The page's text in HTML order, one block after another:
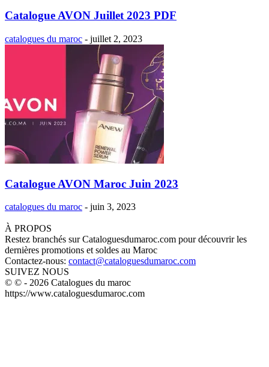
Catalogue AVON Juillet 2023 PDF
catalogues du maroc - juillet 2, 2023
Catalogue AVON Maroc Juin 2023
catalogues du maroc - juin 3, 2023
À PROPOS
Restez branchés sur Cataloguesdumaroc.com pour découvrir les
dernières promotions et soldes au Maroc
Contactez-nous: contact@cataloguesdumaroc.com
SUIVEZ NOUS
© © - 2026 Catalogues du maroc
https://www.cataloguesdumaroc.com